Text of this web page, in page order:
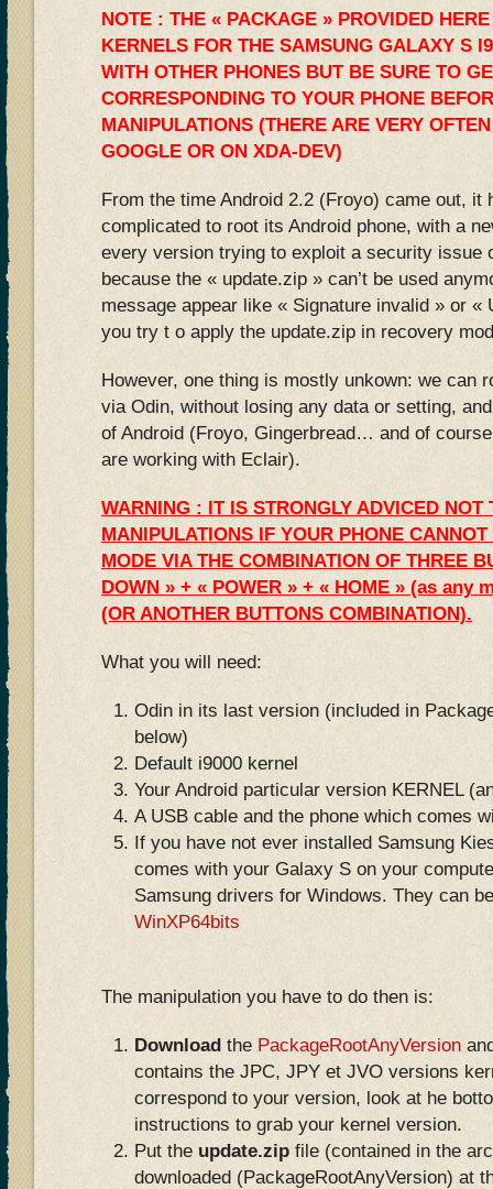
NOTE : THE « PACKAGE » PROVIDED
KERNELS FOR THE SAMSUNG GALAXY S
WITH OTHER PHONES BUT BE SURE TO
CORRESPONDING TO YOUR PHONE
MANIPULATIONS (THERE ARE VERY
GOOGLE OR ON XDA-DEV)
From the time Android 2.2 (Froyo) came out, it
complicated to root its Android phone, with a
every version trying to exploit a security issue
because the « update.zip » can’t be used
message appear like « Signature invalid » or «
you try t o apply the update.zip in recovery
However, one thing is mostly unkown: we can
via Odin, without losing any data or setting,
of Android (Froyo, Gingerbread… and of
are working with Eclair).
WARNING : IT IS STRONGLY ADVICED NOT
MANIPULATIONS IF YOUR PHONE
MODE VIA THE COMBINATION OF THREE
DOWN » + « POWER » + « HOME » (as any
(OR ANOTHER BUTTONS COMBINATION).
What you will need:
Odin in its last version (included in
below)
Default i9000 kernel
Your Android particular version KERNEL
A USB cable and the phone which comes
If you have not ever installed Samsung
comes with your Galaxy S on your
Samsung drivers for Windows. They can
WinXP64bits
The manipulation you have to do then is:
Download the PackageRootAnyVersion
contains the JPC, JPY et JVO versions
correspond to your version, look at he
instructions to grab your kernel version.
Put the update.zip file (contained in the
downloaded (PackageRootAnyVersion) at